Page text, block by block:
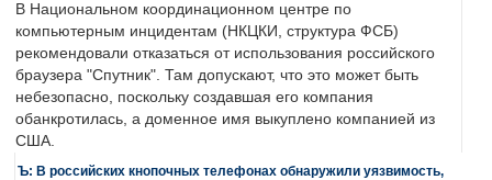
В Национальном координационном центре по
компьютерным инцидентам (НКЦКИ, структура ФСБ)
рекомендовали отказаться от использования российского
браузера "Спутник". Там допускают, что это может быть
небезопасно, поскольку создавшая его компания
обанкротилась, а доменное имя выкуплено компанией из
США.
Ъ: В российских кнопочных телефонах обнаружили уязвимость,